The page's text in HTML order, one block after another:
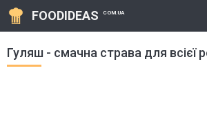
FOODIDEAS COM.UA
Гуляш - смачна страва для всієї